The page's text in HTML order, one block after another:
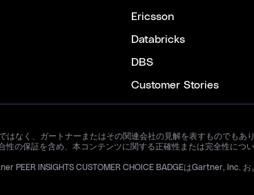
Ericsson
Databricks
DBS
Customer Stories
なく、ガートナーまたはその関連会社の見解を表すものでもあり
の保証を含め、本コンテンツに関する正確性または完全性につ
PEER INSIGHTS CUSTOMER CHOICE BADGEはGartner, Inc.